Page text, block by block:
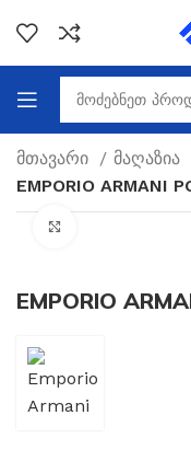
მთავარი მაღაზია
EMPORIO ARMANI
EMPORIO